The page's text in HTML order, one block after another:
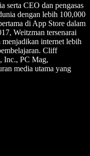
serta CEO dan pengasas
dengan lebih 100,000
di App Store dalam
Weitzman tersenarai
menjadikan internet lebih
Cliff
Inc., PC Mag,
media utama yang